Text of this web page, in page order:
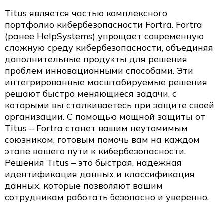
Titus является частью комплексного
портфолио кибербезопасности Fortra. Fortra
(ранее HelpSystems) упрощает современную
сложную среду кибербезопасности, объединяя
дополнительные продукты для решения
проблем инновационными способами. Эти
интегрированные масштабируемые решения
решают быстро меняющиеся задачи, с
которыми вы сталкиваетесь при защите своей
организации. С помощью мощной защиты от
Titus – Fortra станет вашим неутомимым
союзником, готовым помочь вам на каждом
этапе вашего пути к кибербезопасности.
Решения Titus – это быстрая, надежная
идентификация данных и классификация
данных, которые позволяют вашим
сотрудникам работать безопасно и уверенно.